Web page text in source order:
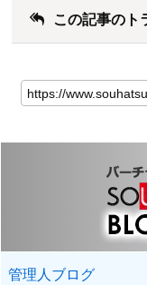
この記事のト
管理人ブログ